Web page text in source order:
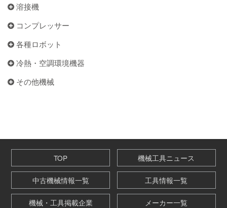
溶接機
コンプレッサー
各種ロボット
冷熱・空調環境機器
その他機械
TOP 機械工具ニュース
中古機械情報一覧 工具情報一覧
機械・工具掲載企業 メーカー一覧